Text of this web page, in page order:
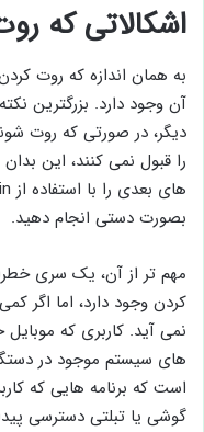
اشکالاتی که
به همان اندازه که روت
آن وجود دارد. بزرگترین
دیگر، در صورتی که روت
را قبول نمی کنند، این
بصورت دستی انجام دهید.
مهم تر از آن، یک سری
کردن وجود دارد، اما اگر
نمی آید. کاربری که
های سیستم موجود در
است که برنامه هایی که
گوشی یا تبلتی دسترسی